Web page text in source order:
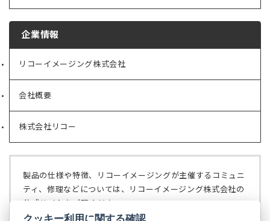
企業情報
リコーイメージング株式会社
（新
タ
ブ
で
開
く）
会社概要
（新
タ
ブ
で
く）
株式会社リコー
（新
ブ
で
開
製品の仕様や特徴、リコーイメージングが主催するコミュニ
ティ、修理などについては、リコーイメージング株式会社の
公式サイトをご覧ください。
クッキー利用に関する確認